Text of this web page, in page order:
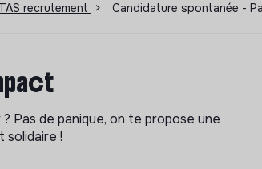
recrutement > Candidature spontanée -
Pas de panique, on te propose une
!